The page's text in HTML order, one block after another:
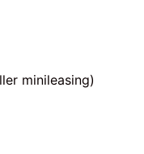
minileasing)